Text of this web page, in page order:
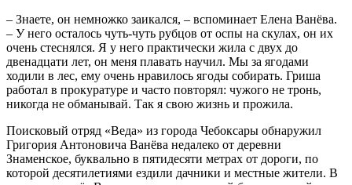
– Знаете, он немножко заикался, – вспоминает Елена Ванёва.
– У него осталось чуть-чуть рубцов от оспы на скулах, он их
очень стеснялся. Я у него практически жила с двух до
двенадцати лет, он меня плавать научил. Мы за ягодами
ходили в лес, ему очень нравилось ягоды собирать. Гриша
работал в прокуратуре и часто повторял: чужого не тронь,
никогда не обманывай. Так я свою жизнь и прожила.
Поисковый отряд «Веда» из города Чебоксары обнаружил
Григория Антоновича Ванёва недалеко от деревни
Знаменское, буквально в пятидесяти метрах от дороги, по
которой десятилетиями ездили дачники и местные жители. В